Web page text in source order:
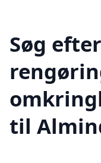
Søg
til